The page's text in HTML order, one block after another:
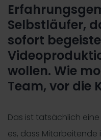
Selbstläufer,
sofort
wollen. Wie
Team, vor die
Das ist tatsächlich eine
es, dass